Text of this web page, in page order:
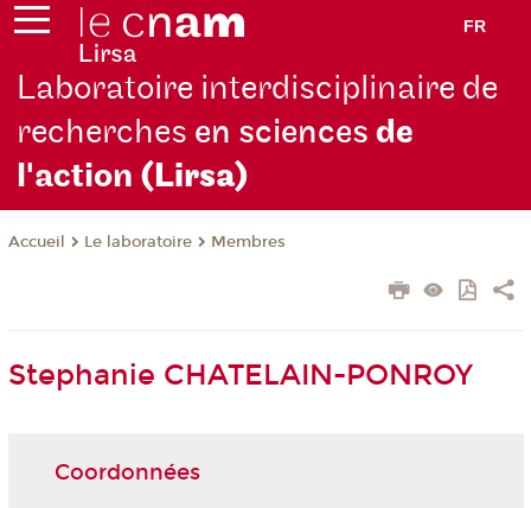
FR
Laboratoire interdisciplinaire de
recherches en sciencesde
l'action (Lirsa)
Accueil Le laboratoire Membres
Stephanie CHATELAIN-PONROY
Coordonnées